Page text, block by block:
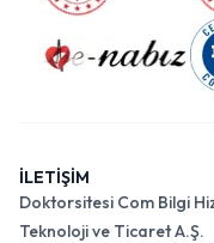
İLETİŞİM
Doktorsitesi Com Bilgi
Teknoloji ve Ticaret A.Ş.